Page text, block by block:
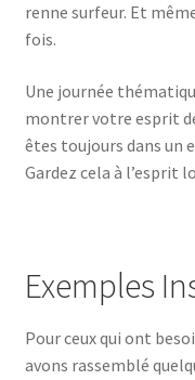
renne surfeur. Et
fois.
Une journée
montrer votre esprit
êtes toujours dans un
Gardez cela à l’esprit
Exemples
Pour ceux qui ont
avons rassemblé